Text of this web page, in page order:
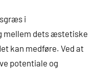
i
mellem dets æstetiske
kan medføre. Ved at
potentiale og